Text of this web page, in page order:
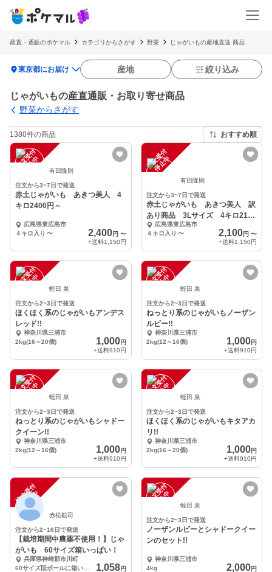
産直・通販のポケマル カテゴリからさがす 野菜 じゃがいもの産地直送 商品
location_on東京都にお届け 産地 絞り込み
じゃがいもの産直通販・お取り寄せ商品
野菜からさがす
1380件の商品 おすすめ順
注
文
受
付
停
止
中 有田隆則
注文から3~7日で発送
赤土じゃがいも あきつ美人 4
キロ2400円～
広島県東広島市
４キロ入り 〜 2,400円 〜
+送料1,150円
注
文
受
付
停
止
中
有田隆則
注文から3~7日で発送
赤土じゃがいも あきつ美人 訳
あり商品 3Lサイズ 4キロ2100
円～
広島県東広島市
４キロ入り 〜 2,100円 〜
+送料1,150円
注
文
受
付
停
止
中 蛭田 泉
注文から2~3日で発送
ほくほく系のじゃがいもアンデス
レッド!!
神奈川県三浦市
2kg(16～20個)
1,000円
+送料910円
注
文
受
付
停
止
中 蛭田 泉
注文から2~3日で発送
ねっとり系のじゃがいもノーザン
ルビー!!
神奈川県三浦市
2kg(12～16個)
1,000円
+送料910円
注
文
受
付
停
止
中 蛭田 泉
注文から2~3日で発送
ねっとり系のじゃがいもシャドー
クイーン!!
神奈川県三浦市
2kg(12～16個)
1,000円
+送料910円
注
文
受
付
停
止
中 蛭田 泉
注文から2~3日で発送
ほくほく系のじゃがいもキタアカ
リ!!
神奈川県三浦市
2kg(16～20個)
1,000円
+送料910円
注
文
受
付
停
止
中
赤松勘司
注文から2~16日で発送
【栽培期間中農薬不使用！】じゃ
がいも 60サイズ箱いっぱい！
兵庫県神崎郡市川町
1,058円
注
文
受
付
停
止
中 蛭田 泉
注文から2~3日で発送
ノーザンルビーとシャドークイー
ンのセット!!
神奈川県三浦市
4kg
2,000円